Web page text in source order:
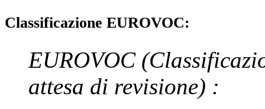
Classificazione EUROVOC:
EUROVOC
attesa di revisione) :